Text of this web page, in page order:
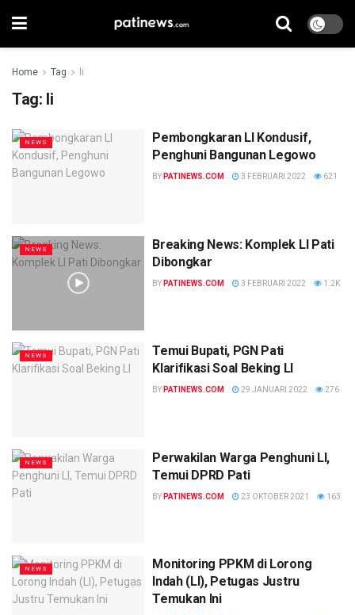
Home Tag li
Tag: li
NEWS
Pembongkaran LI Kondusif,
Penghuni Bangunan Legowo
BY PATINEWS.COM 3 FEBRUARI 2022 621
NEWS
Breaking News: Komplek LI Pati
Dibongkar
BY PATINEWS.COM 3 FEBRUARI 2022 1.2K
NEWS
Temui Bupati, PGN Pati
Klarifikasi Soal Beking LI
BY PATINEWS.COM 29 JANUARI 2022 276
NEWS
Perwakilan Warga Penghuni LI,
Temui DPRD Pati
BY PATINEWS.COM 23 OKTOBER 2021 163
NEWS
Monitoring PPKM di Lorong
Indah (LI), Petugas Justru
Temukan Ini